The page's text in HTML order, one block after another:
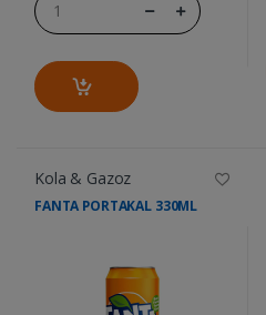
Kola & Gazoz
FANTA PORTAKAL 330ML